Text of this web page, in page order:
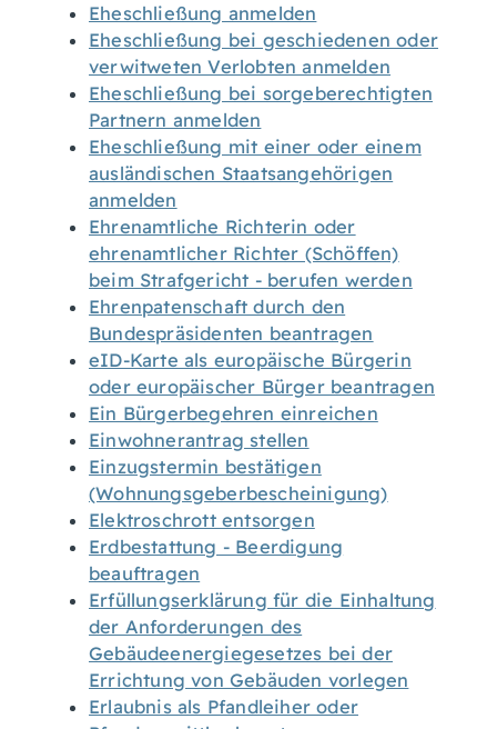
Eheschließung anmelden
Eheschließung bei geschiedenen oder
verwitweten Verlobten anmelden
Eheschließung bei sorgeberechtigten
Partnern anmelden
Eheschließung mit einer oder einem
ausländischen Staatsangehörigen
anmelden
Ehrenamtliche Richterin oder
ehrenamtlicher Richter (Schöffen)
beim Strafgericht - berufen werden
Ehrenpatenschaft durch den
Bundespräsidenten beantragen
eID-Karte als europäische Bürgerin
oder europäischer Bürger beantragen
Ein Bürgerbegehren einreichen
Einwohnerantrag stellen
Einzugstermin bestätigen
(Wohnungsgeberbescheinigung)
Elektroschrott entsorgen
Erdbestattung - Beerdigung
beauftragen
Erfüllungserklärung für die Einhaltung
der Anforderungen des
Gebäudeenergiegesetzes bei der
Errichtung von Gebäuden vorlegen
Erlaubnis als Pfandleiher oder